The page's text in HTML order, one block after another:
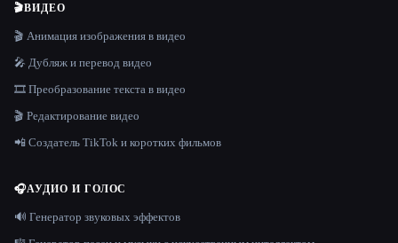
🎬ВИДЕО
🎬 Анимация изображения в видео
🎤 Дубляж и перевод видео
🎞️ Преобразование текста в видео
🎬 Редактирование видео
📲 Создатель TikTok и коротких фильмов
🎧АУДИО И ГОЛОС
🔊 Генератор звуковых эффектов